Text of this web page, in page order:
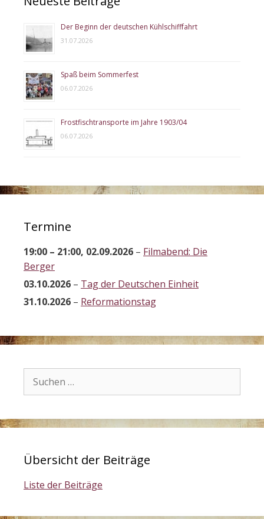
Der Beginn der deutschen Kühlschifffahrt
31.07.2026
Spaß beim Sommerfest
06.07.2026
Frostfischtransporte im Jahre 1903/04
06.07.2026
Termine
19:00 – 21:00, 02.09.2026 – Filmabend: Die
Berger
03.10.2026 – Tag der Deutschen Einheit
31.10.2026 – Reformationstag
nach:
Übersicht der Beiträge
Liste der Beiträge